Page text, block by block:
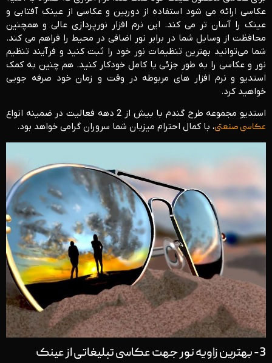
عکاسی ارائه می شود استفاده از دوربین و عکاسی از عینک آفتابی و
عینک را آسان تر می کند. این نرم افزار نورپردازی عالی و همچنین
محافظت از وسایل شما در برابر نور اضافی در محیط را فراهم می کند.
شما می‌توانید بهترین تنظیمات نور خود را ثبت کنید و فرآیند تنظیم
نور و عکاسی را به طور جزئی یا کامل خودکار کنید. هم چنین به کمک
استدیو و نرم افزار های مربوطه در وقت و زمان خود صرفه جویی
خواهید کرد.
استدیو مجموعه طرح گندم با بیش از 2 دهه فعالیت در ضمینه انواع
عکاسی صنعتی، با کمال احترام میزبان شما سروران گرامی خواهد بود.
3- بهترین زاویه نور جهت عکاسی تبلیغاتی از عینک